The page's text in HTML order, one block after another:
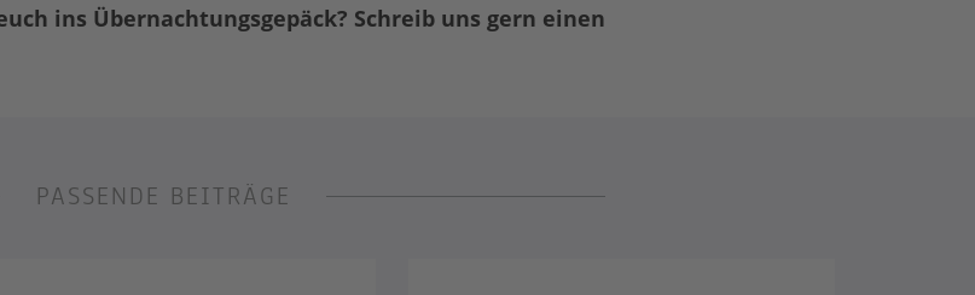
ins Übernachtungsgepäck? Schreib uns gern einen
PASSENDE BEITRÄGE